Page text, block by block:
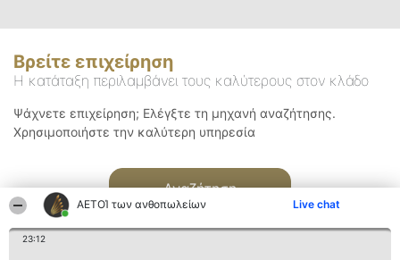
ΑΕΤΟΊ των ανθοπωλείων Live chat
23:12
Βρείτε επιχείρηση
Η κατάταξη περιλαμβάνει τους καλύτερους στον κλάδο
Ψάχνετε επιχείρηση; Ελέγξτε τη μηχανή αναζήτησης.
Χρησιμοποιήστε την καλύτερη υπηρεσία
Αναζήτηση